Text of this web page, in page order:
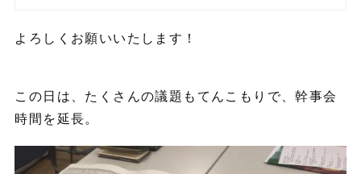
よろしくお願いいたします！
この日は、たくさんの議題もてんこもりで、幹事会
時間を延長。